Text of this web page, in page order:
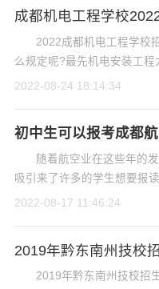
成都机电工程学校
2022成都机电工程学校
么规定呢?最先机电安装工程
很受家长的热烈欢迎,针对成
2022-08-24 18:14:34
初中生可以报考成都
随着航空业在这些年的
吸引来了许多的学生想要报
已经快要到了，许多学生最
2022-08-17 11:46:24
2019年黔东南州技校
2019年黔东南州技校招